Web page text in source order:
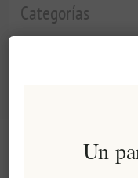
Categorías
Un